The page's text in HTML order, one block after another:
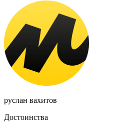
руслан вахитов
Достоинства